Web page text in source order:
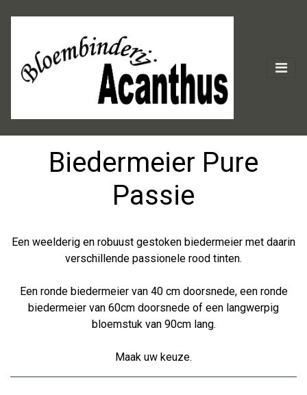
Biedermeier Pure
Passie
Een weelderig en robuust gestoken biedermeier met daarin
verschillende passionele rood tinten.
Een ronde biedermeier van 40 cm doorsnede, een ronde
biedermeier van 60cm doorsnede of een langwerpig
bloemstuk van 90cm lang.
Maak uw keuze.